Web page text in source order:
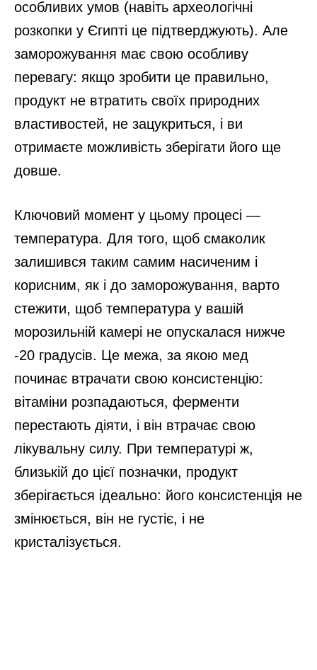
особливих умов (навіть археологічні
розкопки у Єгипті це підтверджують). Але
заморожування має свою особливу
перевагу: якщо зробити це правильно,
продукт не втратить своїх природних
властивостей, не зацукриться, і ви
отримаєте можливість зберігати його ще
довше.
Ключовий момент у цьому процесі —
температура. Для того, щоб смаколик
залишився таким самим насиченим і
корисним, як і до заморожування, варто
стежити, щоб температура у вашій
морозильній камері не опускалася нижче
-20 градусів. Це межа, за якою мед
починає втрачати свою консистенцію:
вітаміни розпадаються, ферменти
перестають діяти, і він втрачає свою
лікувальну силу. При температурі ж,
близькій до цієї позначки, продукт
зберігається ідеально: його консистенція не
змінюється, він не густіє, і не
кристалізується.